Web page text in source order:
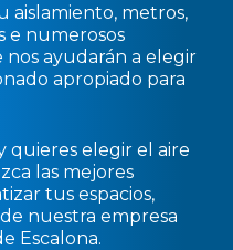
aislamiento, metros,
e numerosos
nos ayudarán a elegir
apropiado para
quieres elegir el aire
las mejores
tus espacios,
nuestra empresa
Escalona.